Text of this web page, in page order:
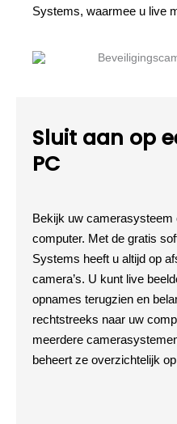
Systems, waarmee u live
Sluit aan op
PC
Bekijk uw camerasysteem
computer. Met de gratis
Systems heeft u altijd op
camera’s. U kunt live
opnames terugzien en
rechtstreeks naar uw
meerdere
beheert ze overzichtelijk